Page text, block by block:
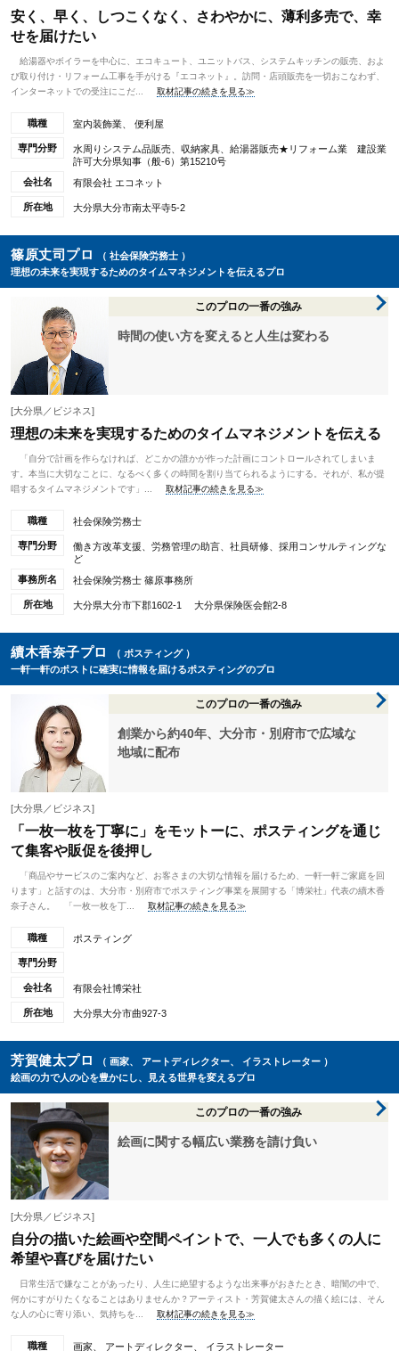
安く、早く、しつこくなく、さわやかに、薄利多売で、幸
せを届けたい
給湯器やボイラーを中心に、エコキュート、ユニットバス、システムキッチンの販売、およ
び取り付け・リフォーム工事を手がける『エコネット』。訪問・店頭販売を一切おこなわず、
インターネットでの受注にこだ...
取材記事の続きを見る≫
職種 室内装飾業、 便利屋
専門分野
水周りシステム品販売、収納家具、給湯器販売★リフォーム業 建設業
許可大分県知事（般-6）第15210号
会社名
有限会社 エコネット
所在地 大分県大分市南太平寺5-2
篠原丈司プロ
（ 社会保険労務士 ）
理想の未来を実現するためのタイムマネジメントを伝えるプロ
このプロの一番の強み
時間の使い方を変えると人生は変わる
[大分県／ビジネス]
理想の未来を実現するためのタイムマネジメントを伝える
「自分で計画を作らなければ、どこかの誰かが作った計画にコントロールされてしまいま
す。本当に大切なことに、なるべく多くの時間を割り当てられるようにする。それが、私が提
唱するタイムマネジメントです」...
取材記事の続きを見る≫
職種 社会保険労務士
専門分野
働き方改革支援、労務管理の助言、社員研修、採用コンサルティングな
ど
事務所名
社会保険労務士 篠原事務所
所在地 大分県大分市下郡1602-1 大分県保険医会館2-8
續木香奈子プロ
（ ポスティング ）
一軒一軒のポストに確実に情報を届けるポスティングのプロ
このプロの一番の強み
創業から約40年、大分市・別府市で広域な
地域に配布
[大分県／ビジネス]
「一枚一枚を丁寧に」をモットーに、ポスティングを通じ
て集客や販促を後押し
「商品やサービスのご案内など、お客さまの大切な情報を届けるため、一軒一軒ご家庭を回
ります」と話すのは、大分市・別府市でポスティング事業を展開する「博栄社」代表の續木香
奈子さん。 「一枚一枚を丁...
取材記事の続きを見る≫
職種 ポスティング
専門分野
会社名 有限会社博栄社
所在地 大分県大分市曲927-3
芳賀健太プロ
（ 画家、 アートディレクター、 イラストレーター ）
絵画の力で人の心を豊かにし、見える世界を変えるプロ
このプロの一番の強み
絵画に関する幅広い業務を請け負い
[大分県／ビジネス]
自分の描いた絵画や空間ペイントで、一人でも多くの人に
希望や喜びを届けたい
日常生活で嫌なことがあったり、人生に絶望するような出来事がおきたとき、暗闇の中で、
何かにすがりたくなることはありませんか？アーティスト・芳賀健太さんの描く絵には、そん
な人の心に寄り添い、気持ちを...
取材記事の続きを見る≫
職種 画家、 アートディレクター、 イラストレーター